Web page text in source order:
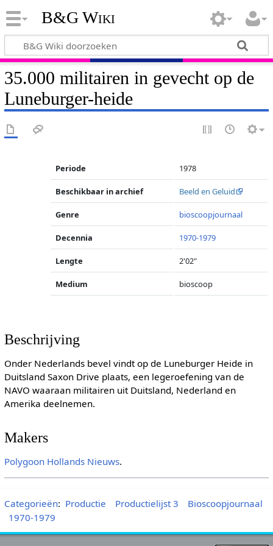
B&G Wiki
35.000 militairen in gevecht op de
Luneburger-heide
Periode 1978
Beschikbaar in archief Beeld en Geluid
Genre bioscoopjournaal
Decennia 1970-1979
Lengte 2'02"
Medium bioscoop
Beschrijving
Onder Nederlands bevel vindt op de Luneburger Heide in
Duitsland Saxon Drive plaats, een legeroefening van de
NAVO waaraan militairen uit Duitsland, Nederland en
Amerika deelnemen.
Makers
Polygoon Hollands Nieuws.
Categorieën: Productie Productielijst 3
Bioscoopjournaal
1970-1979